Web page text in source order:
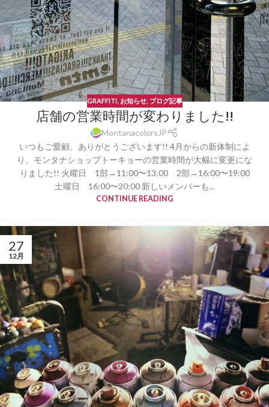
GRAFFITI, お知らせ, ブログ記事
店舗の営業時間が変わりました!!
MontanacolorsJP
いつもご愛顧、ありがとうございます!! 4月からの新体制によ
り、モンタナショップトーキョーの営業時間が大幅に変更にな
りました!! 火曜日 1部→11:00〜13:00 2部→16:00〜19:00
土曜日 16:00〜20:00 新しいメンバーも...
CONTINUE READING
27
12月